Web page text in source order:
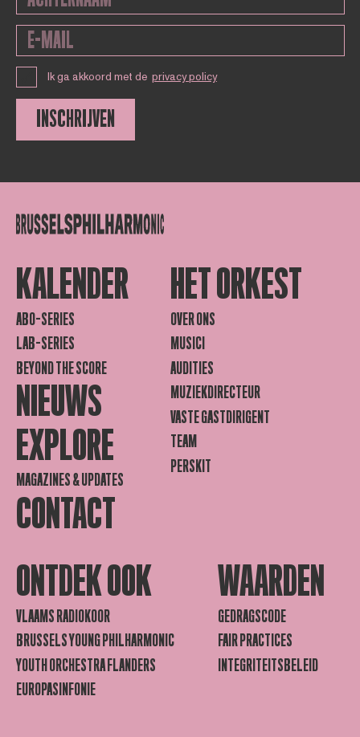
Ik ga akkoord met de privacy policy
INSCHRIJVEN
KALENDER
ABO-SERIES
LAB-SERIES
BEYOND THE SCORE
NIEUWS
EXPLORE
MAGAZINES & UPDATES
CONTACT
HET ORKEST
OVER ONS
MUSICI
AUDITIES
MUZIEKDIRECTEUR
VASTE GASTDIRIGENT
TEAM
PERSKIT
ONTDEK OOK
VLAAMS RADIOKOOR
BRUSSELS YOUNG PHILHARMONIC
YOUTH ORCHESTRA FLANDERS
EUROPASINFONIE
WAARDEN
GEDRAGSCODE
FAIR PRACTICES
INTEGRITEITSBELEID